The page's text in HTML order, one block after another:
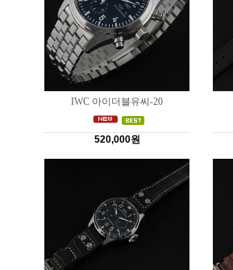
IWC 아이더블유씨-20
520,000원